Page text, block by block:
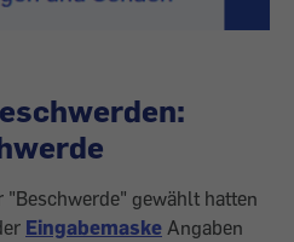
"Beschwerde" gewählt hatten
Eingabemaske Angaben